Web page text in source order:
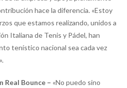
hace la diferencia. «Estoy
que estamos realizando, unidos a
Italiana de Tenis y Pádel, han
tenístico nacional sea cada vez
Real Bounce – «No puedo sino